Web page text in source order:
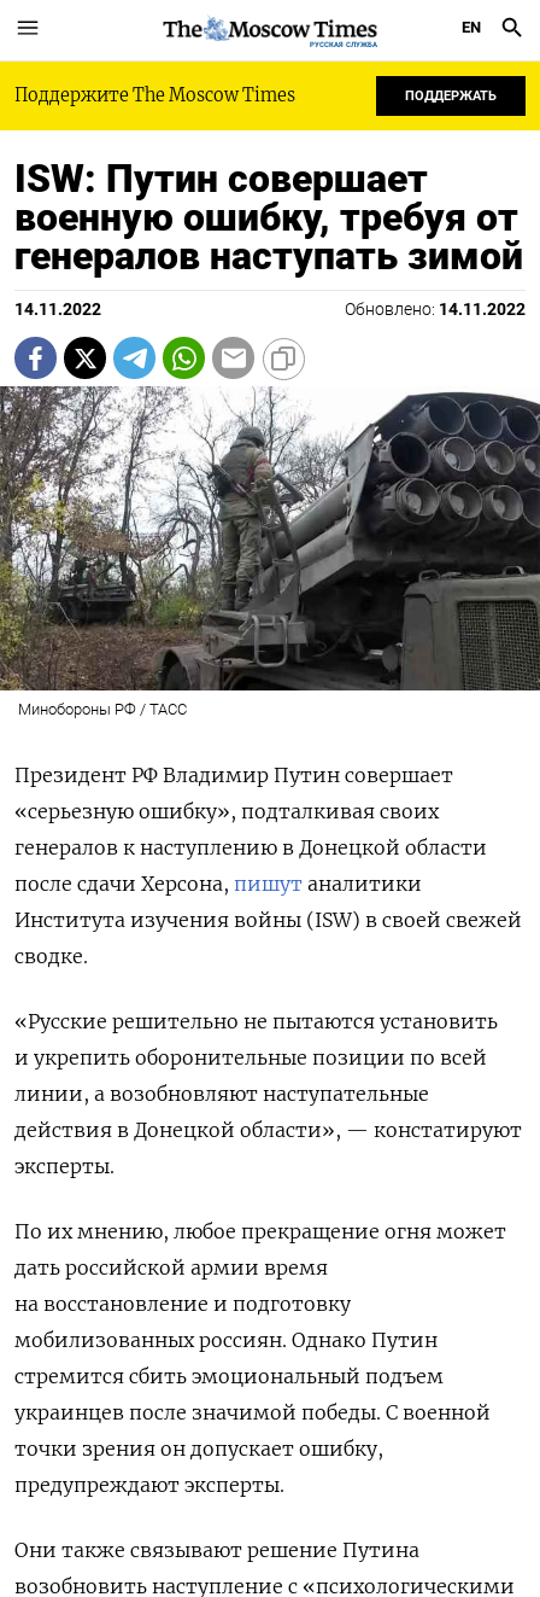
РУССКАЯ СЛУЖБА
EN
Поддержите The Moscow Times ПОДДЕРЖАТЬ
ISW: Путин совершает
военную ошибку, требуя от
генералов наступать зимой
14.11.2022 Обновлено: 14.11.2022
Минобороны РФ / ТАСС
Президент РФ Владимир Путин совершает
«серьезную ошибку», подталкивая своих
генералов к наступлению в Донецкой области
после сдачи Херсона, пишут аналитики
Института изучения войны (ISW) в своей свежей
сводке.
«Русские решительно не пытаются установить
и укрепить оборонительные позиции по всей
линии, а возобновляют наступательные
действия в Донецкой области», — констатируют
эксперты.
По их мнению, любое прекращение огня может
дать российской армии время
на восстановление и подготовку
мобилизованных россиян. Однако Путин
стремится сбить эмоциональный подъем
украинцев после значимой победы. С военной
точки зрения он допускает ошибку,
предупреждают эксперты.
Они также связывают решение Путина
возобновить наступление с «психологическими